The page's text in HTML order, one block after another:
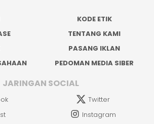
KODE ETIK
TENTANG KAMI
PASANG IKLAN
PEDOMAN MEDIA SIBER
JARINGAN SOCIAL
Twitter
Instagram